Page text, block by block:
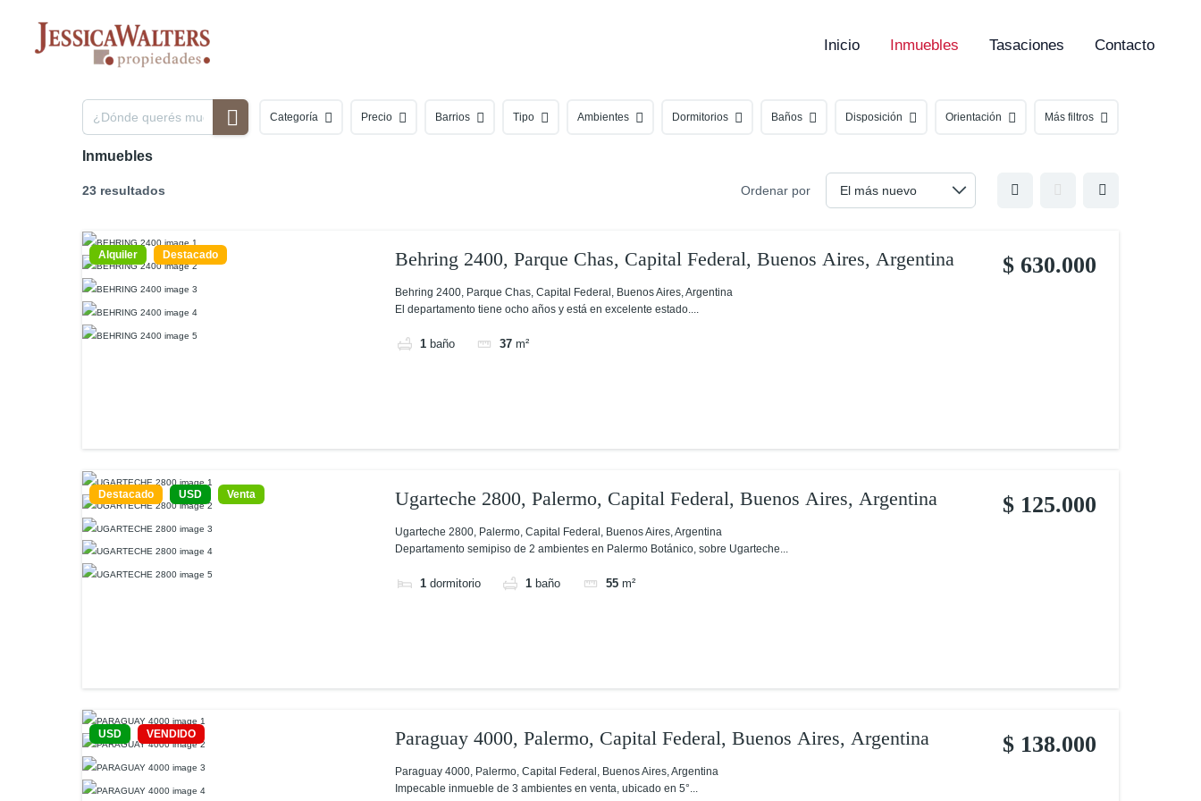
contenido
Inicio Inmuebles Tasaciones Contacto
Categoría Precio Barrios Tipo Ambientes Dormitorios Baños Disposición Orientación Más filtros
Inmuebles
23 resultados Ordenar por
Alquiler Destacado Behring 2400, Parque Chas, Capital Federal, Buenos Aires, Argentina
Behring 2400, Parque Chas, Capital Federal, Buenos Aires, Argentina
El departamento tiene ocho años y está en excelente estado....
1 baño 37 m²
$ 630.000
Destacado USD Venta Ugarteche 2800, Palermo, Capital Federal, Buenos Aires, Argentina
Ugarteche 2800, Palermo, Capital Federal, Buenos Aires, Argentina
Departamento semipiso de 2 ambientes en Palermo Botánico, sobre Ugarteche...
1 dormitorio 1 baño 55 m²
$ 125.000
USD VENDIDO Paraguay 4000, Palermo, Capital Federal, Buenos Aires, Argentina
Paraguay 4000, Palermo, Capital Federal, Buenos Aires, Argentina
Impecable inmueble de 3 ambientes en venta, ubicado en 5°...
$ 138.000